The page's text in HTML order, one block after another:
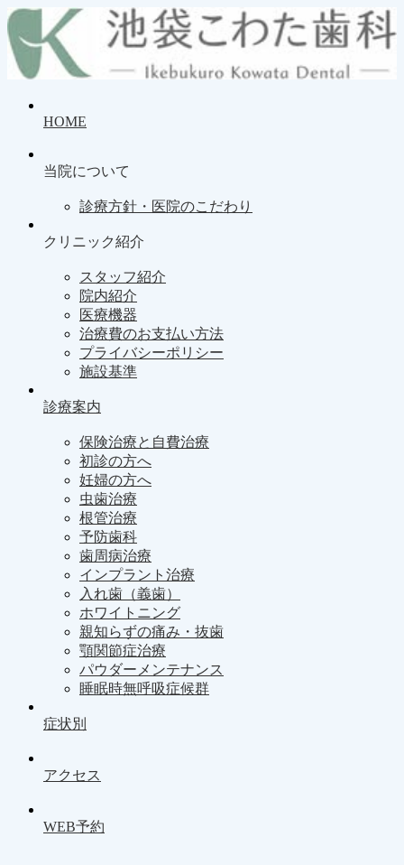
HOME
当院について
診療方針・医院のこだわり
クリニック紹介
スタッフ紹介
院内紹介
医療機器
治療費のお支払い方法
プライバシーポリシー
施設基準
診療案内
保険治療と自費治療
初診の方へ
妊婦の方へ
虫歯治療
根管治療
予防歯科
歯周病治療
インプラント治療
入れ歯（義歯）
ホワイトニング
親知らずの痛み・抜歯
顎関節症治療
パウダーメンテナンス
睡眠時無呼吸症候群
症状別
アクセス
WEB予約